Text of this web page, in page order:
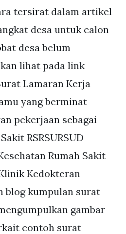
tersirat dalam artikel
desa untuk calon
desa belum
lihat pada link
Lamaran Kerja
yang berminat
pekerjaan sebagai
RSRSURSUD
Rumah Sakit
Kedokteran
blog kumpulan surat
gambar
contoh surat